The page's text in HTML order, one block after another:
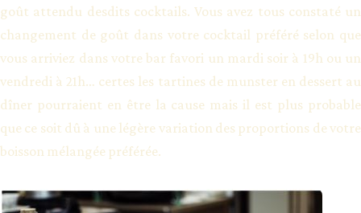
goût attendu desdits cocktails. Vous avez tous constaté un
changement de goût dans votre cocktail préféré selon que
vous arriviez dans votre bar favori un mardi soir à 19h ou un
vendredi à 21h… certes les tartines de munster en dessert au
dîner pourraient en être la cause mais il est plus probable
que ce soit dû à une légère variation des proportions de votre
boisson mélangée préférée.